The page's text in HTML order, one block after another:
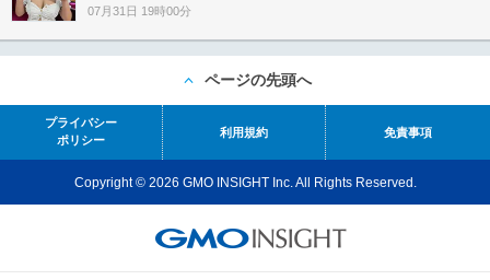
07月31日 19時00分
ページの先頭へ
プライバシー
ポリシー
利用規約 免責事項
Copyright © 2026 GMO INSIGHT Inc. All Rights Reserved.